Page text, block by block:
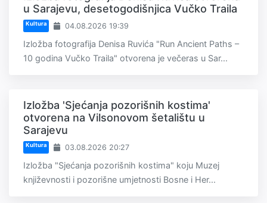
u Sarajevu, desetogodišnjica Vučko Traila
Kultura 04.08.2026 19:39
Izložba fotografija Denisa Ruvića "Run Ancient Paths –
10 godina Vučko Traila" otvorena je večeras u Sar...
Izložba 'Sjećanja pozorišnih kostima'
otvorena na Vilsonovom šetalištu u
Sarajevu
Kultura 03.08.2026 20:27
Izložba "Sjećanja pozorišnih kostima" koju Muzej
književnosti i pozorišne umjetnosti Bosne i Her...